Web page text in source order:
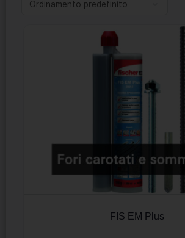
FIS EM Plus